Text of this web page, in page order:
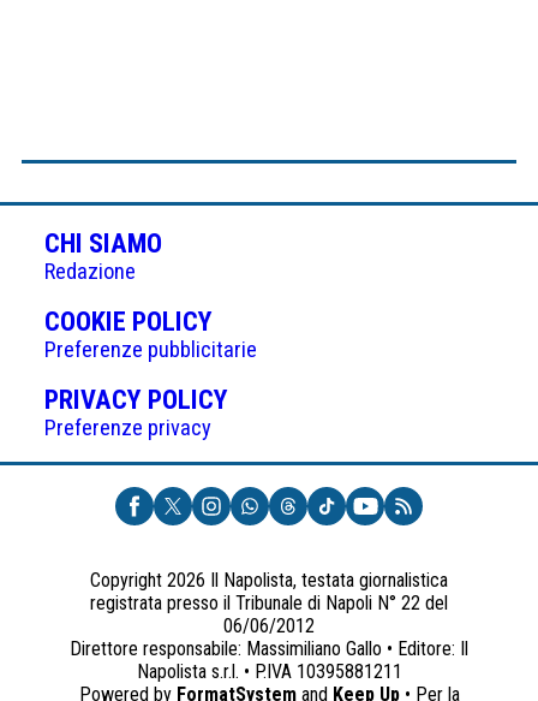
CHI SIAMO
Redazione
COOKIE POLICY(APRE
IN
UNA
NUOVA
Preferenze pubblicitarie
PRIVACY POLICY(APRE
UNA
NUOVA
SCHEDA)
Preferenze privacy
Copyright 2026 Il Napolista, testata giornalistica
registrata presso il Tribunale di Napoli N° 22 del
06/06/2012
Direttore responsabile: Massimiliano Gallo • Editore: Il
Napolista s.r.l. • P.IVA 10395881211
Powered by FormatSystemand Keep Up• Per la